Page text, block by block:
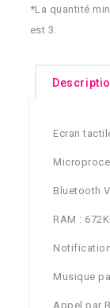
*La quantité
est 3.
Ecran
Bluetooth
RAM :
Musique
Appel par